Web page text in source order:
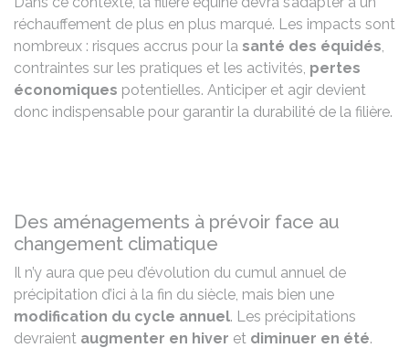
réchauffement de plus en plus marqué. Les impacts sont
nombreux : risques accrus pour la santé des équidés
contraintes sur les pratiques et les activités, pertes
économiques potentielles. Anticiper et agir devient
donc indispensable pour garantir la durabilité de la filière.
Des aménagements à prévoir face au
changement climatique
Il n’y aura que peu d’évolution du cumul annuel de
précipitation d’ici à la fin du siècle, mais bien une
modification du cycle annuel. Les précipitations
devraient augmenter en hiver et diminuer en été.